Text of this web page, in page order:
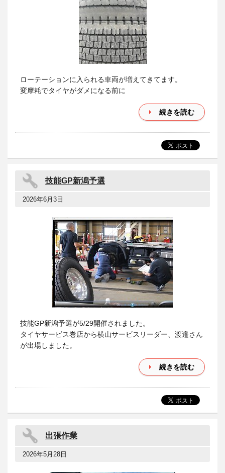
ローテーションに入られる車両が増えてきてます。
変摩耗でタイヤがダメになる前に
続きを読む
技能GP新潟予選
2026年6月3日
技能GP新潟予選が5/29開催されました。
タイヤサービス巻店から横山サービスリーダー、渡邉さん
が出場しました。
続きを読む
出張作業
2026年5月28日